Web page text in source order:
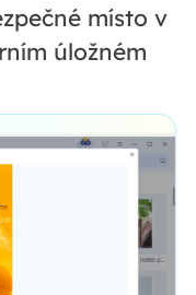
místo v
úložném